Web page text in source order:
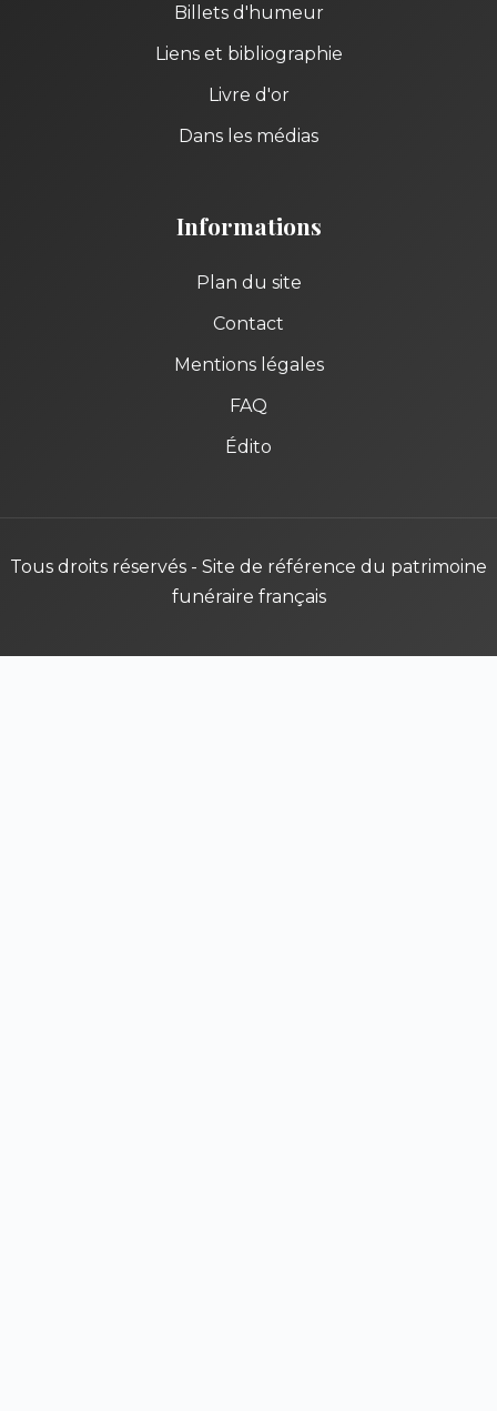
Billets d'humeur
Liens et bibliographie
Livre d'or
Dans les médias
Informations
Plan du site
Contact
Mentions légales
FAQ
Édito
Tous droits réservés - Site de référence du patrimoine
funéraire français